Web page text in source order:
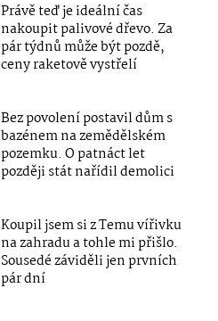
Právě teď je ideální čas
nakoupit palivové dřevo. Za
pár týdnů může být pozdě,
ceny raketově vystřelí
Bez povolení postavil dům s
bazénem na zemědělském
pozemku. O patnáct let
později stát nařídil demolici
Koupil jsem si z Temu vířivku
na zahradu a tohle mi přišlo.
Sousedé záviděli jen prvních
pár dní